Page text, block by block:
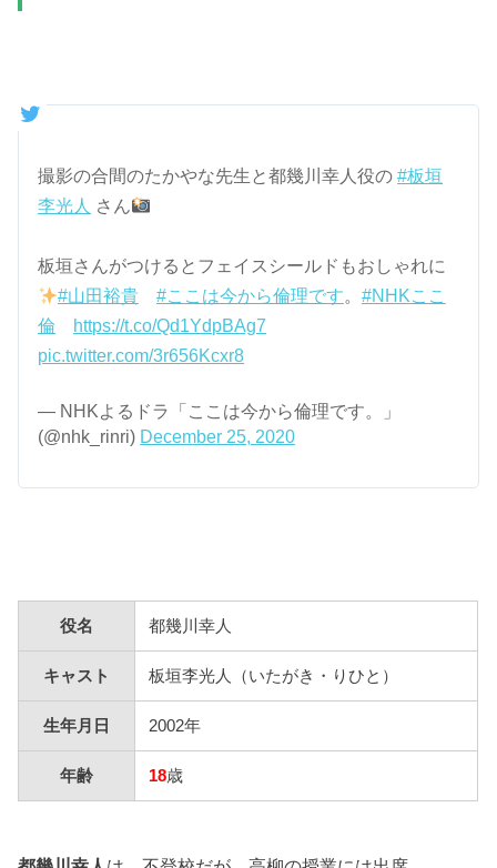
撮影の合間のたかやな先生と都幾川幸人役の#板垣
李光人 さん
板垣さんがつけるとフェイスシールドもおしゃれに
#山田裕貴
#ここは今から倫理です。 #NHKここ
倫
https://t.co/Qd1YdpBAg7
pic.twitter.com/3r656Kcxr8
— NHKよるドラ「ここは今から倫理です。」
(@nhk_rinri) December 25, 2020
役名 都幾川幸人
キャスト 板垣李光人（いたがき・りひと）
生年月日 2002年
年齢 18歳